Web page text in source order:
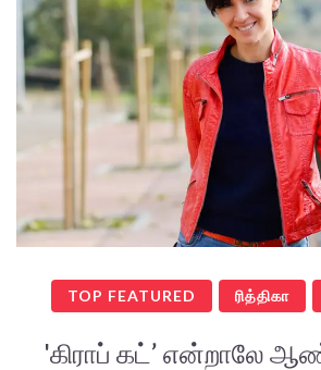
TOP FEATURED ரித்திகா
'கிராப் கட்’ என்றாலே